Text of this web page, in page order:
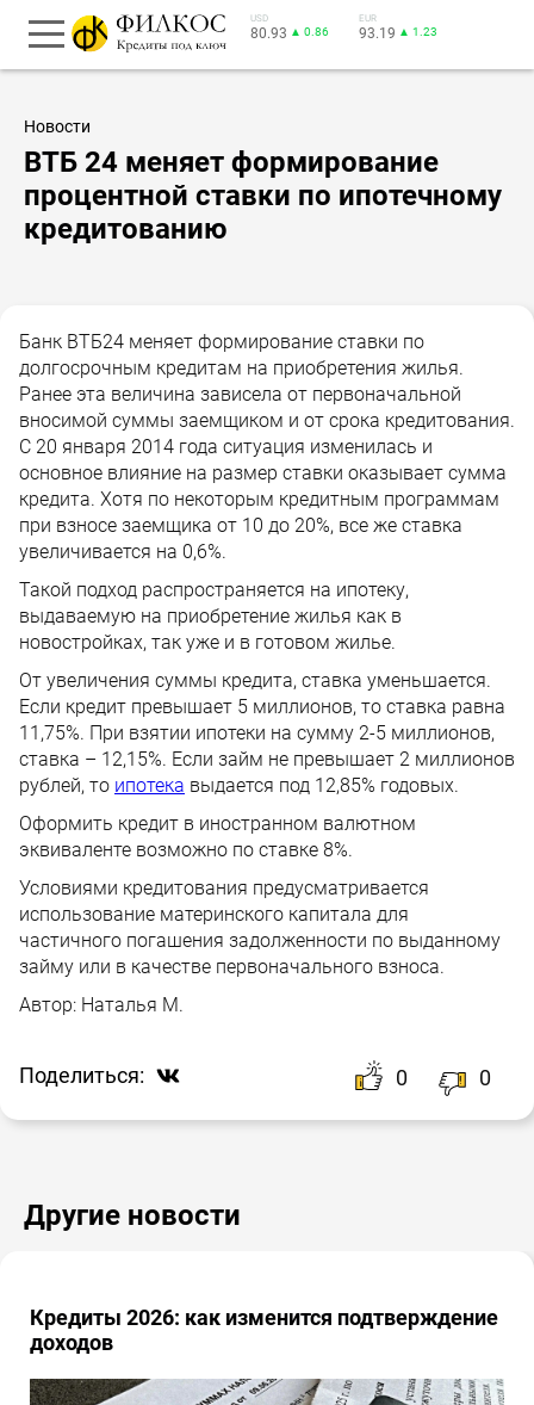
USD
80.93 ▲ 0.86
EUR
93.19 ▲ 1.23
Новости
ВТБ 24 меняет формирование
процентной ставки по ипотечному
кредитованию
Банк ВТБ24 меняет формирование ставки по
долгосрочным кредитам на приобретения жилья.
Ранее эта величина зависела от первоначальной
вносимой суммы заемщиком и от срока кредитования.
С 20 января 2014 года ситуация изменилась и
основное влияние на размер ставки оказывает сумма
кредита. Хотя по некоторым кредитным программам
при взносе заемщика от 10 до 20%, все же ставка
увеличивается на 0,6%.
Такой подход распространяется на ипотеку,
выдаваемую на приобретение жилья как в
новостройках, так уже и в готовом жилье.
От увеличения суммы кредита, ставка уменьшается.
Если кредит превышает 5 миллионов, то ставка равна
11,75%. При взятии ипотеки на сумму 2-5 миллионов,
ставка – 12,15%. Если займ не превышает 2 миллионов
рублей, то ипотека выдается под 12,85% годовых.
Оформить кредит в иностранном валютном
эквиваленте возможно по ставке 8%.
Условиями кредитования предусматривается
использование материнского капитала для
частичного погашения задолженности по выданному
займу или в качестве первоначального взноса.
Автор: Наталья М.
Поделиться: 0 0
Другие новости
Кредиты 2026: как изменится подтверждение
доходов